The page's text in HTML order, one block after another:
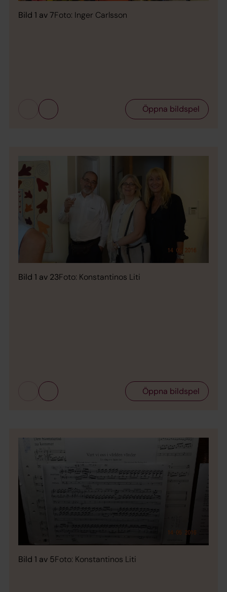
Bild 1 av 7Foto: Inger Carlsson
Öppna bildspel
Bild 1 av 23Foto: Konstantinos Liti
Öppna bildspel
Bild 1 av 5Foto: Konstantinos Liti